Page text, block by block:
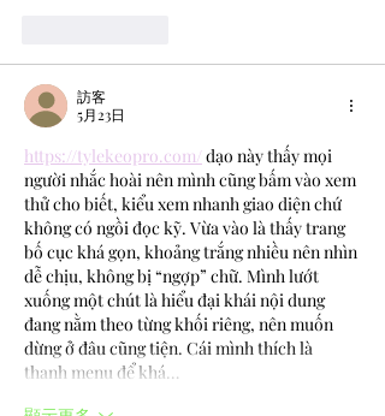
訪客
5月23日
https://tylekeopro.com/ dạo này thấy mọi
người nhắc hoài nên mình cũng bấm vào xem
thử cho biết, kiểu xem nhanh giao diện chứ
không có ngồi đọc kỹ. Vừa vào là thấy trang
bố cục khá gọn, khoảng trắng nhiều nên nhìn
dễ chịu, không bị “ngợp” chữ. Mình lướt
xuống một chút là hiểu đại khái nội dung
đang nằm theo từng khối riêng, nên muốn
dừng ở đâu cũng tiện. Cái mình thích là
thanh menu để khá…